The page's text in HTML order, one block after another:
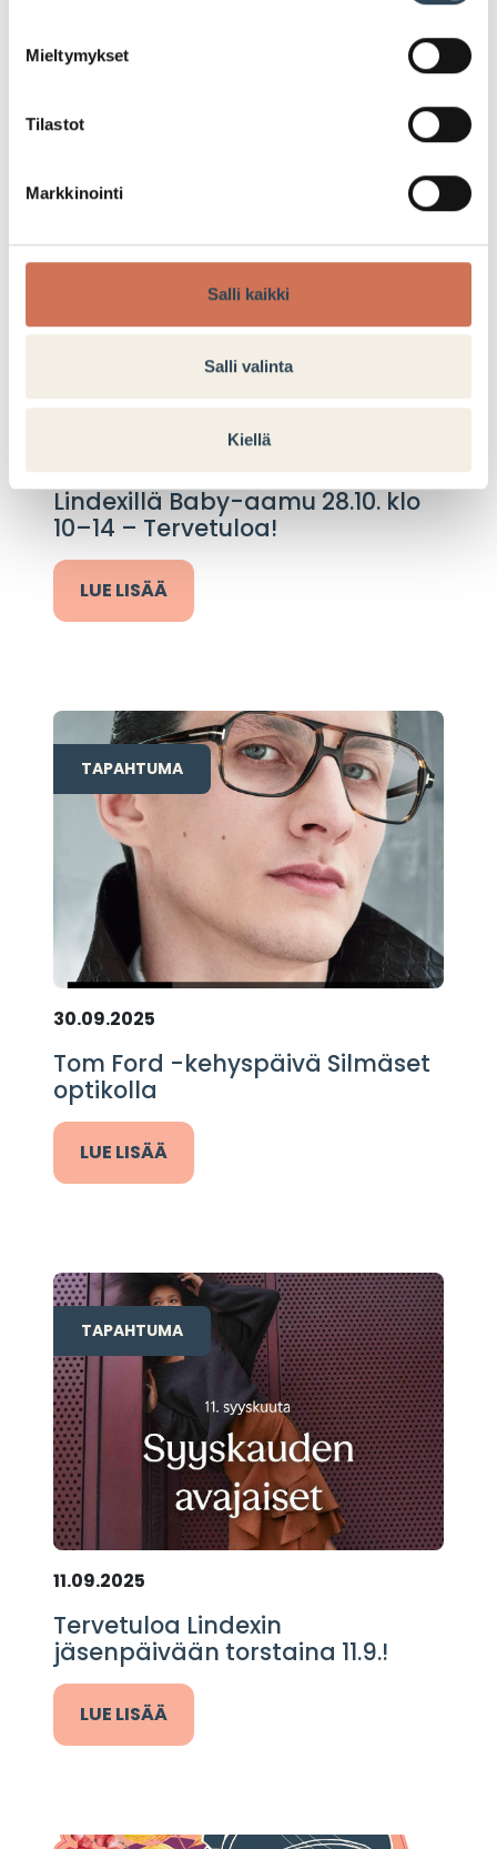
Mieltymykset
Tilastot
Markkinointi
Salli kaikki
Salli valinta
Kiellä
TAPAHTUMA
Lindexillä Baby-aamu 28.10. klo
10–14 – Tervetuloa!
LUE LISÄÄ
TAPAHTUMA
30.09.2025
Tom Ford -kehyspäivä Silmäset
optikolla
LUE LISÄÄ
TAPAHTUMA
11.09.2025
Tervetuloa Lindexin
jäsenpäivään torstaina 11.9.!
LUE LISÄÄ